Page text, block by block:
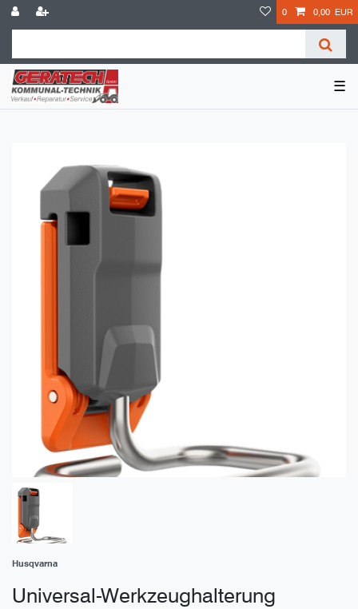
0 0,00 EUR
☰
Husqvarna
Universal-Werkzeughalterung